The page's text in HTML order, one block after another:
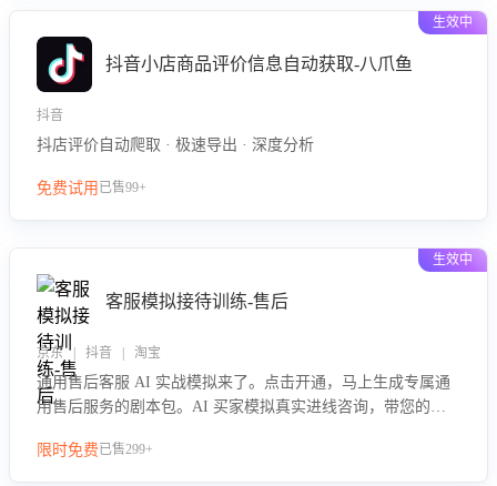
生效中
抖音小店商品评价信息自动获取-八爪鱼
抖音
抖店评价自动爬取 · 极速导出 · 深度分析
免费试用 已售99+
生效中
客服模拟接待训练-售后
京东 | 抖音 | 淘宝
通用售后客服 AI 实战模拟来了。点击开通，马上生成专属通
用售后服务的剧本包。AI 买家模拟真实进线咨询，带您的客
要点，轻松提升服务能力。
限时免费已售299+